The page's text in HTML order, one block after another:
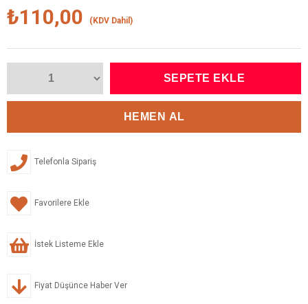
₺110,00 (KDV Dahil)
Telefonla Sipariş
Favorilere Ekle
İstek Listeme Ekle
Fiyat Düşünce Haber Ver